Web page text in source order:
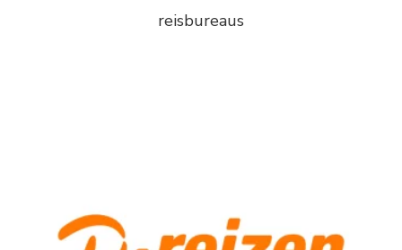
reisbureaus